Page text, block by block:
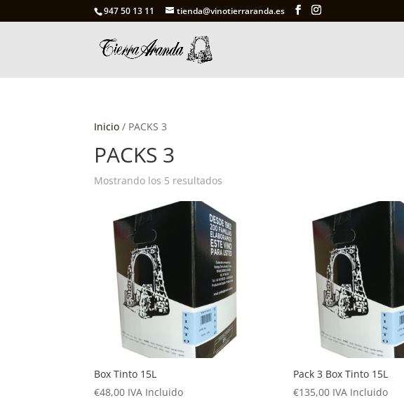
947 50 13 11 tienda@vinotierraranda.es
Inicio / PACKS 3
PACKS 3
Mostrando los 5 resultados
Box Tinto 15L
€48,00 IVA Incluido
Pack 3 Box Tinto 15L
€135,00 IVA Incluido